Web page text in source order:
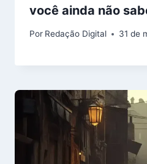
você ainda não
Por Redação Digital 31 de